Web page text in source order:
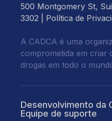
500 Montgomery St,
3302 | Política de
A CADCA é uma
comprometida em criar
drogas em todo o
Desenvolvimento da
Equipe de suporte